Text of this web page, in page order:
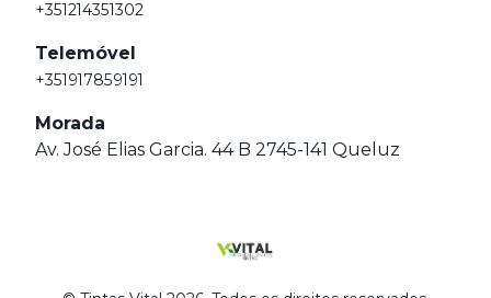
+351214351302
Telemóvel
+351917859191
Morada
Av. José Elias Garcia. 44 B 2745-141 Queluz